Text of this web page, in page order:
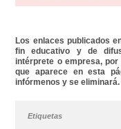
Los enlaces publicados
fin educativo y de
intérprete o empresa,
que aparece en esta
infórmenos y se eliminará.
Etiquetas